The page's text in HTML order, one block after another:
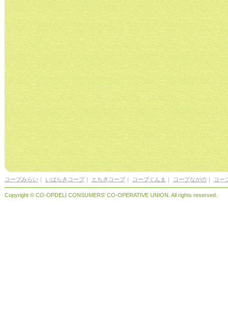
コープみらい ｜ いばらきコープ｜ とちぎコープ｜ コープぐんま ｜ コープながの｜ コー
Copyright © CO-OPDELI CONSUMERS’ CO-OPERATIVE UNION. All rights reserved.